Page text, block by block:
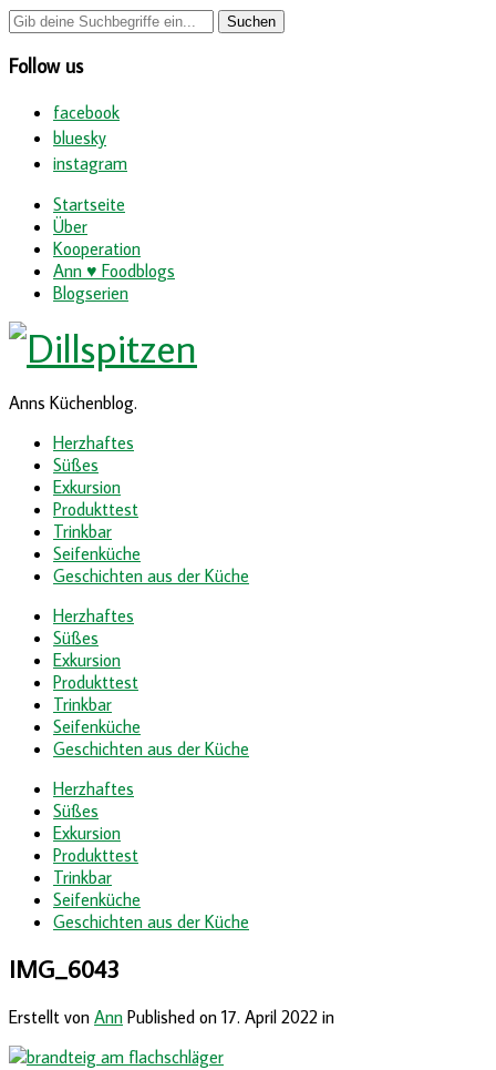
Follow us
facebook
bluesky
instagram
Startseite
Über
Kooperation
Ann ♥ Foodblogs
Blogserien
Anns Küchenblog.
Herzhaftes
Süßes
Exkursion
Produkttest
Trinkbar
Seifenküche
Geschichten aus der Küche
Herzhaftes
Süßes
Exkursion
Produkttest
Trinkbar
Seifenküche
Geschichten aus der Küche
Herzhaftes
Süßes
Exkursion
Produkttest
Trinkbar
Seifenküche
Geschichten aus der Küche
IMG_6043
Erstellt von Ann Published on 17. April 2022 in